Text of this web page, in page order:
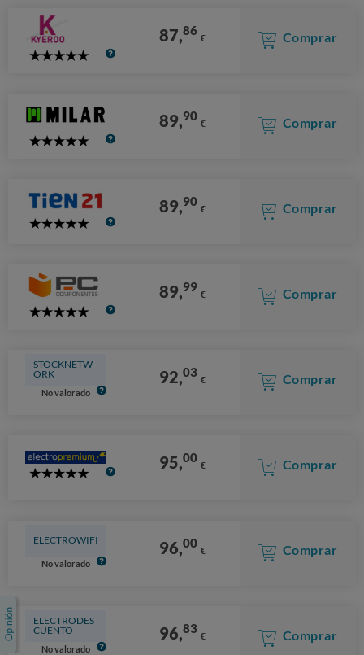
5
87,86 € Comprar
5
89,90 € Comprar
5
89,90 € Comprar
5
89,99 € Comprar
STOCKNETW
ORK
No valorado
92,03 € Comprar
5
95,00 € Comprar
ELECTROWIFI
No valorado
96,00 € Comprar
ELECTRODES
CUENTO
No valorado
96,83 € Comprar